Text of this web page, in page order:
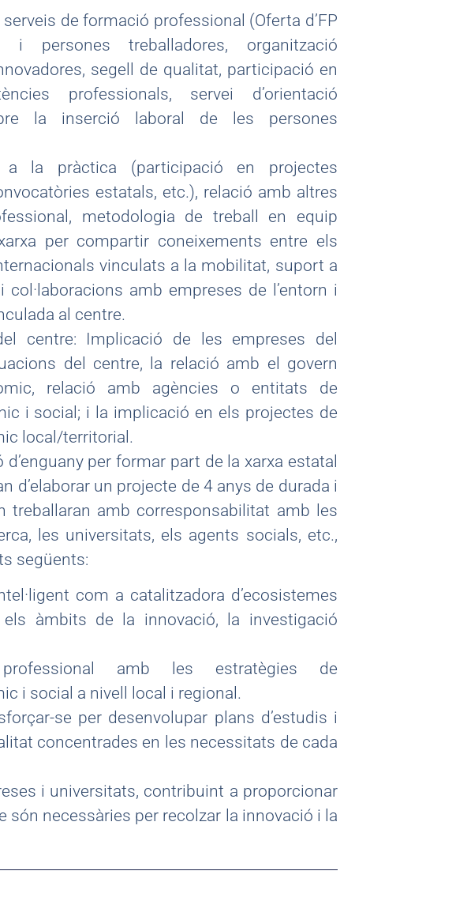
de formació professional (Oferta d’FP
i persones treballadores, organització
segell de qualitat, participació en
professionals, servei d’orientació
la inserció laboral de les persones
a la pràctica (participació en projectes
estatals, etc.), relació amb altres
metodologia de treball en equip
per compartir coneixements entre els
vinculats a la mobilitat, suport a
col·laboracions amb empreses de l’entorn i
al centre.
centre: Implicació de les empreses del
del centre, la relació amb el govern
relació amb agències o entitats de
i social; i la implicació en els projectes de
local/territorial.
per formar part de la xarxa estatal
d’elaborar un projecte de 4 anys de durada i
treballaran amb corresponsabilitat amb les
les universitats, els agents socials, etc.,
següents:
com a catalitzadora d’ecosistemes
els àmbits de la innovació, la investigació
amb les estratègies de
i social a nivell local i regional.
se per desenvolupar plans d’estudis i
concentrades en les necessitats de cada
i universitats, contribuint a proporcionar
són necessàries per recolzar la innovació i la